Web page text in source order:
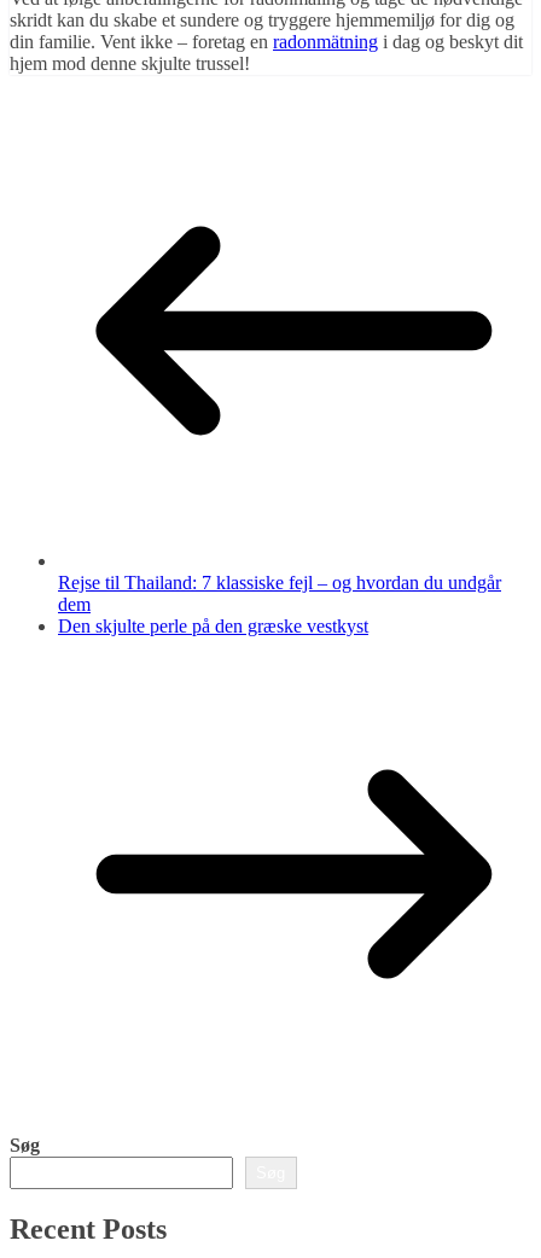
skridt kan du skabe et sundere og tryggere hjemmemiljø for dig og
din familie. Vent ikke – foretag en radonmätning i dag og beskyt dit
hjem mod denne skjulte trussel!
Rejse til Thailand: 7 klassiske fejl – og hvordan du undgår
dem
Den skjulte perle på den græske vestkyst
Søg
Recent Posts